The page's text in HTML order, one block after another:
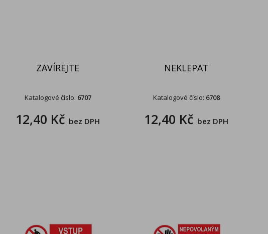
ZAVÍREJTE
Katalogové číslo: 6707
12,40 Kč bez DPH
NEKLEPAT
Katalogové číslo: 6708
12,40 Kč bez DPH